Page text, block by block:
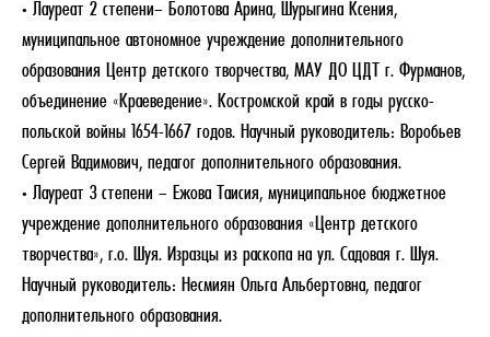
• Лауреат 2 степени– Болотова Арина, Шурыгина Ксения,
муниципальное автономное учреждение дополнительного
образования Центр детского творчества, МАУ ДО ЦДТ г. Фурманов,
объединение «Краеведение». Костромской край в годы русско-
польской войны 1654-1667 годов. Научный руководитель: Воробьев
Сергей Вадимович, педагог дополнительного образования.
• Лауреат 3 степени – Ежова Таисия, муниципальное бюджетное
учреждение дополнительного образования «Центр детского
творчества», г.о. Шуя. Изразцы из раскопа на ул. Садовая г. Шуя.
Научный руководитель: Несмиян Ольга Альбертовна, педагог
дополнительного образования.